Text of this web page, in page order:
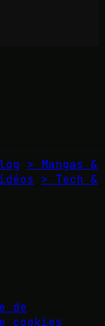
> Mangas &
> Tech &
de
cookies